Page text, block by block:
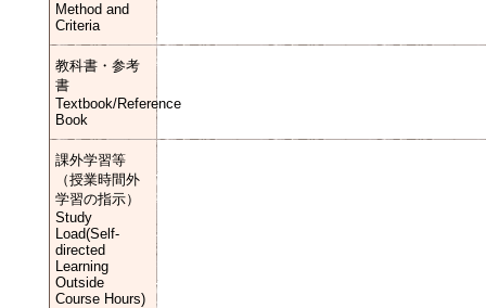
Method and
Criteria
教科書・参考
書
Textbook/Reference
Book
課外学習等
（授業時間外
学習の指示）
Study
Load(Self-
directed
Learning
Outside
Course Hours)